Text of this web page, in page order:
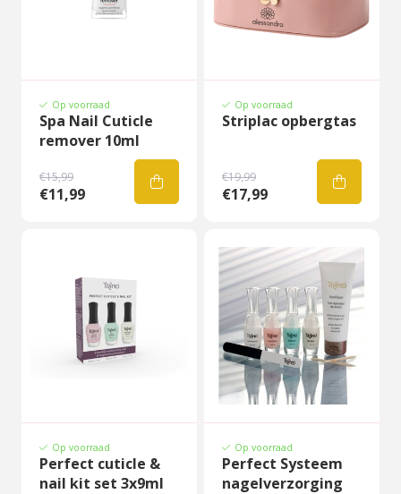
Op voorraad
Spa Nail Cuticle
remover 10ml
€15,99
€11,99
Op voorraad
Striplac opbergtas
€19,99
€17,99
Op voorraad
Perfect cuticle &
nail kit set 3x9ml
Op voorraad
Perfect Systeem
nagelverzorging